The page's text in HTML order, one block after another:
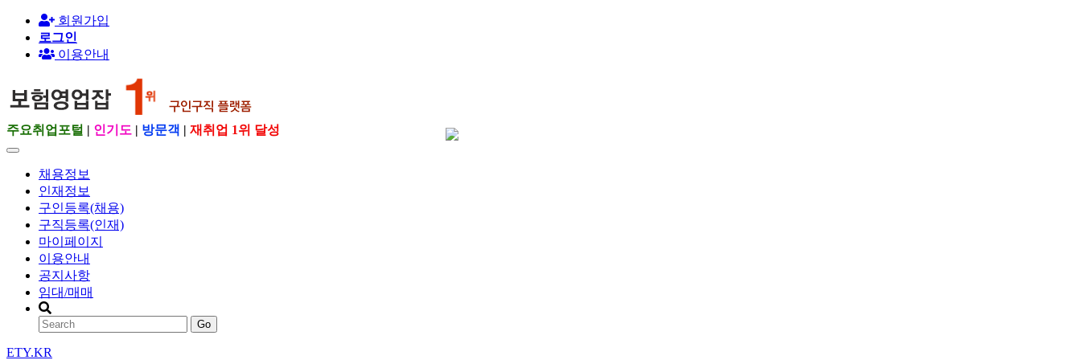
회원가입
로그인
이용안내
주요취업포털 | 인기도 | 방문객 | 재취업 1위 달성
채용정보
인재정보
구인등록(채용)
구직등록(인재)
마이페이지
이용안내
공지사항
임대/매매
Go
ETY.KR